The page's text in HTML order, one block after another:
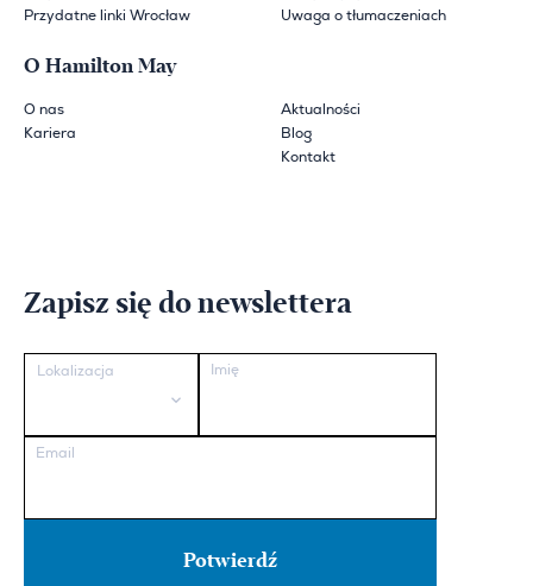
Przydatne linki Wrocław
Uwaga o tłumaczeniach
O Hamilton May
O nas
Kariera
Aktualności
Blog
Kontakt
Zapisz się do newslettera
Lokalizacja Imię
Email